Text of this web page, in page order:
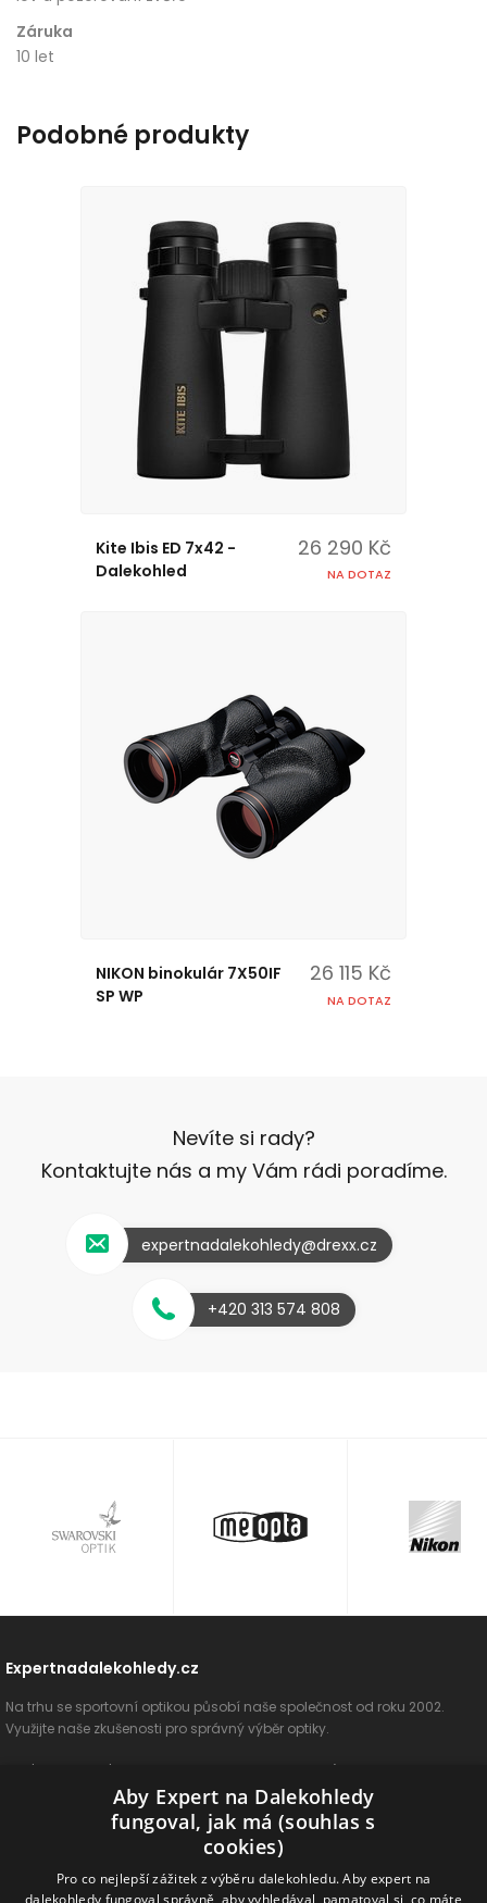
Záruka
10 let
Podobné produkty
Kite Ibis ED 7x42 -
Dalekohled
26 290 Kč
NA DOTAZ
NIKON binokulár 7X50IF
SP WP
26 115 Kč
NA DOTAZ
Nevíte si rady?
Kontaktujte nás a my Vám rádi poradíme.
expertnadalekohledy@drexx.cz
+420 313 574 808
Expertnadalekohledy.cz
Na trhu se sportovní optikou působí naše společnost od roku 2002.
Využijte naše zkušenosti pro správný výběr optiky.
O nás Vše o nákupu Poradenství
Ochrana osobních údajů ODSTOUPIT OD SMLOUVY
Aby Expert na Dalekohledy
fungoval, jak má (souhlas s
cookies)
Pro co nejlepší zážitek z výběru dalekohledu. Aby expert na
dalekohledy fungoval správně, aby vyhledával, pamatoval si, co máte